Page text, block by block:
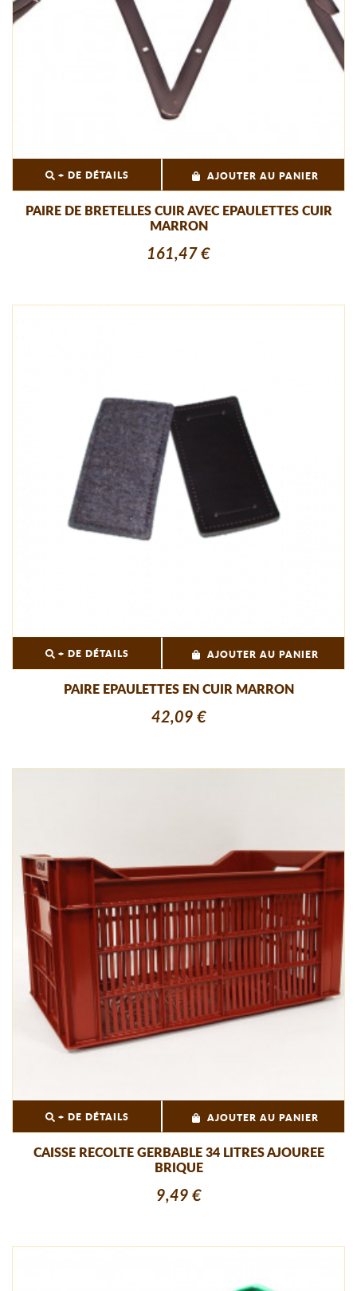
+ DE DÉTAILS AJOUTER AU PANIER
PAIRE DE BRETELLES CUIR AVEC EPAULETTES CUIR
MARRON
161,47 €
+ DE DÉTAILS AJOUTER AU PANIER
PAIRE EPAULETTES EN CUIR MARRON
42,09 €
+ DE DÉTAILS AJOUTER AU PANIER
CAISSE RECOLTE GERBABLE 34 LITRES AJOUREE
BRIQUE
9,49 €